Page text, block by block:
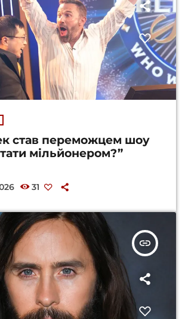
став переможцем шоу
мільйонером?”
31
insert_link